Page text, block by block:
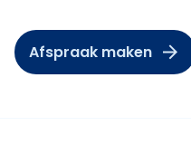
Afspraak maken